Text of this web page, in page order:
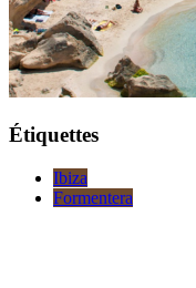
Étiquettes
Ibiza
Formentera